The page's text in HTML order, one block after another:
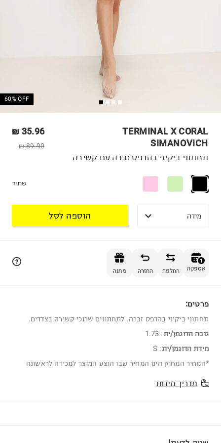
60% OFF
TERMINAL X CORAL
SIMANOVICH
35.96 ₪
89.90 ₪
תחתוני ביקיני בהדפס זברה עם קשירה
שחור
מידה הוספה לסל
1
אספקה החלפה החזרה מתנה
פרטים:
תחתוני ביקיני בהדפס זברה. לתחתונים שרוכי קשירה בצדדים.
גובה הדוגמן/ית:
1.73
מידת הדוגמן/ית:
S
*המחיר המחוק הינו המחיר שבו הוצע המוצר למכירה לראשונה
מדריך מידות